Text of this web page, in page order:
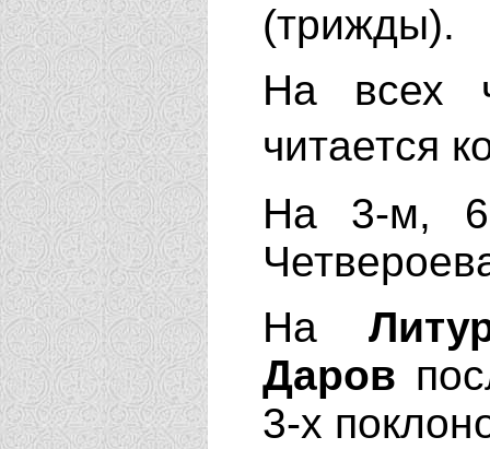
(трижды).
На всех
читается
На 3-м,
На
Даров
3-х